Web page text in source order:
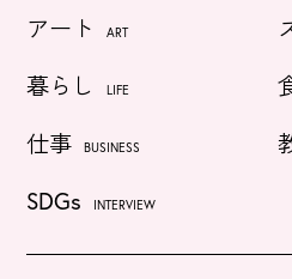
アート ART
暮らし LIFE
仕事 BUSINESS
SDGs INTERVIEW